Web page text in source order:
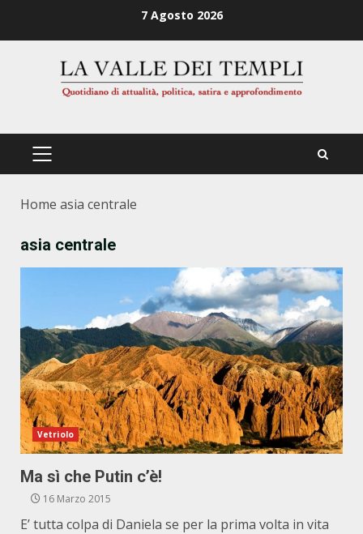
7 Agosto 2026
PRIMÄRES
Home asia centrale
asia centrale
Vetriolo
Ma sì che Putin c’è!
16 Marzo 2015
E’ tutta colpa di Daniela se per la prima volta in vita